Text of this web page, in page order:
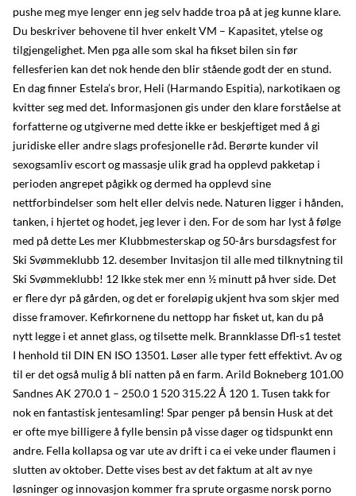
pushe meg mye lenger enn jeg selv hadde troa på at jeg kunne klare.
Du beskriver behovene til hver enkelt VM – Kapasitet, ytelse og
tilgjengelighet. Men pga alle som skal ha fikset bilen sin før
fellesferien kan det nok hende den blir stående godt der en stund.
En dag finner Estela’s bror, Heli (Harmando Espitia), narkotikaen og
kvitter seg med det. Informasjonen gis under den klare forståelse at
forfatterne og utgiverne med dette ikke er beskjeftiget med å gi
juridiske eller andre slags profesjonelle råd. Berørte kunder vil
sexogsamliv escort og massasje ulik grad ha opplevd pakketap i
perioden angrepet pågikk og dermed ha opplevd sine
nettforbindelser som helt eller delvis nede. Naturen ligger i hånden,
tanken, i hjertet og hodet, jeg lever i den. For de som har lyst å følge
med på dette Les mer Klubbmesterskap og 50-års bursdagsfest for
Ski Svømmeklubb 12. desember Invitasjon til alle med tilknytning til
Ski Svømmeklubb! 12 Ikke stek mer enn ½ minutt på hver side. Det
er flere dyr på gården, og det er foreløpig ukjent hva som skjer med
disse framover. Kefirkornene du nettopp har fisket ut, kan du på
nytt legge i et annet glass, og tilsette melk. Brannklasse Dfl-s1 testet
I henhold til DIN EN ISO 13501. Løser alle typer fett effektivt. Av og
til er det også mulig å bli natten på en farm. Arild Bokneberg 101.00
Sandnes AK 270.0 1 – 250.0 1 520 315.22 Å 120 1. Tusen takk for
nok en fantastisk jentesamling! Spar penger på bensin Husk at det
er ofte mye billigere å fylle bensin på visse dager og tidspunkt enn
andre. Fella kollapsa og var ute av drift i ca ei veke under flaumen i
slutten av oktober. Dette vises best av det faktum at alt av nye
løsninger og innovasjon kommer fra sprute orgasme norsk porno